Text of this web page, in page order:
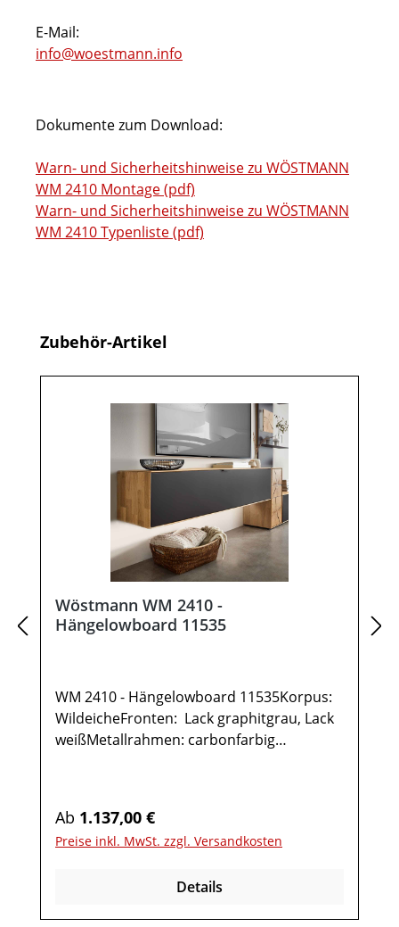
E-Mail:
info@woestmann.info
Dokumente zum Download:
Warn- und Sicherheitshinweise zu WÖSTMANN
WM 2410 Montage (pdf)
Warn- und Sicherheitshinweise zu WÖSTMANN
WM 2410 Typenliste (pdf)
Produktgalerie überspringen
Zubehör-Artikel
Wöstmann WM 2410 -
Hängelowboard 11535
WM 2410 - Hängelowboard 11535Korpus:
WildeicheFronten: Lack graphitgrau, Lack
weißMetallrahmen: carbonfarbig
Repeater mit
AufstellerKabelausfräsungUnterboden-
vormontiert (Restmontage kann
Regulärer Preis:
Ab 1.137,00 €
Preise inkl. MwSt. zzgl. Versandkosten
Details